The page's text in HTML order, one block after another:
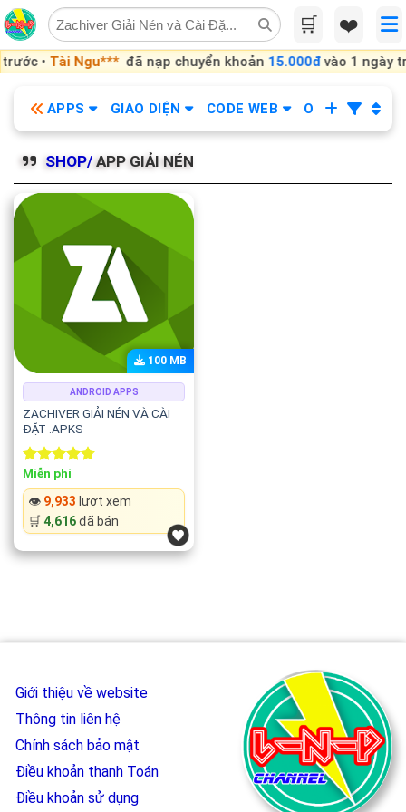
🛒 ❤️
• Tài Ngu***đã nạp chuyển khoản15.000đvào 1 ngày
Skip
to
content
APPS GIAO DIỆN CODE WEB OBS KHÓA
SHOP/APP GIẢI NÉN
ANDROID APPS
100 MB
ZACHIVER GIẢI NÉN VÀ CÀI
ĐẶT .APKS
Rated4.71
out of 5
Miễn phí
👁️ 9,933 lượt xem
🛒 4,616đã bán
Giới thiệu về website
Thông tin liên hệ
Chính sách bảo mật
Điều khoản thanh Toán
Điều khoản sử dụng